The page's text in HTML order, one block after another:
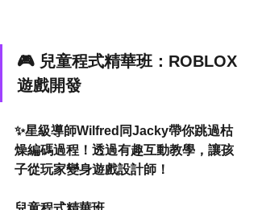
🎮 兒童程式精華班：ROBLOX
遊戲開發
✨星級導師Wilfred同Jacky帶你跳過枯
燥編碼過程！透過有趣互動教學，讓孩
子從玩家變身遊戲設計師！